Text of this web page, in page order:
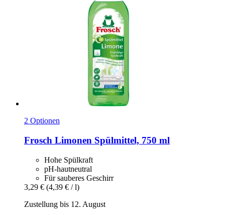
2 Optionen
Frosch Limonen Spülmittel, 750 ml
Hohe Spülkraft
pH-hautneutral
Für sauberes Geschirr
3,29 € (4,39 € / l)
Zustellung bis 12. August